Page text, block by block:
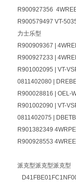
R900927356
R900579497 VT-
力士乐型
R900909367 |
R900927233 |
R901002095 | VT-
0811402080 |
R900028816 | OEL-
R901002090 | VT-
0811402075 |
R901382349
R900928553
派克型派克型派克型